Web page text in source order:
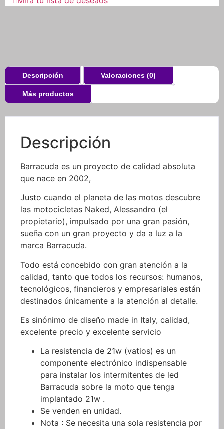
Descripción Valoraciones (0)
Más productos
Descripción
Barracuda es un proyecto de calidad absoluta
que nace en 2002,
Justo cuando el planeta de las motos descubre
las motocicletas Naked, Alessandro (el
propietario), impulsado por una gran pasión,
sueña con un gran proyecto y da a luz a la
marca Barracuda.
Todo está concebido con gran atención a la
calidad, tanto que todos los recursos: humanos,
tecnológicos, financieros y empresariales están
destinados únicamente a la atención al detalle.
Es sinónimo de diseño made in Italy, calidad,
excelente precio y excelente servicio
La resistencia de 21w (vatios) es un
componente electrónico indispensable
para instalar los intermitentes de led
Barracuda sobre la moto que tenga
implantado 21w .
Se venden en unidad.
Nota : Se necesita una sola resistencia por